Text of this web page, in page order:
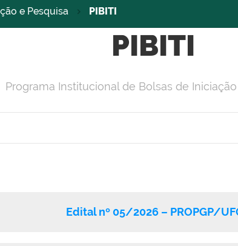
e Pesquisa PIBITI
PIBITI
Programa Institucional de Bolsas de
Edital nº 05/2026 – PROPGP/